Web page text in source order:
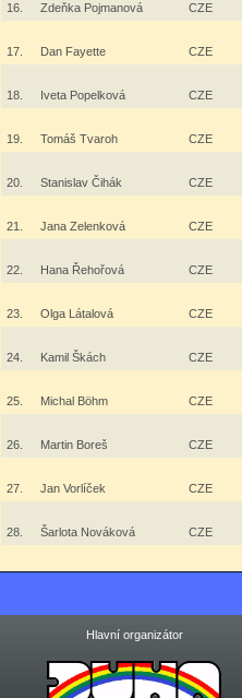
16. Zdeňka Pojmanová CZE
17. Dan Fayette CZE
18. Iveta Popelková CZE
19. Tomáš Tvaroh CZE
20. Stanislav Čihák CZE
21. Jana Zelenková CZE
22. Hana Řehořová CZE
23. Olga Látalová CZE
24. Kamil Škách CZE
25. Michal Böhm CZE
26. Martin Boreš CZE
27. Jan Vorlíček CZE
28. Šarlota Nováková CZE
Hlavní organizátor